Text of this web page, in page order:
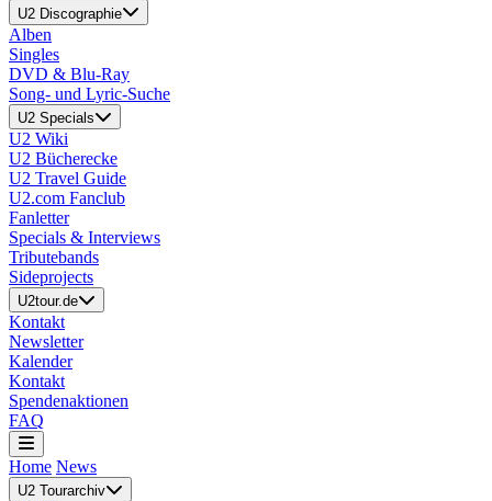
U2 Discographie
Alben
Singles
DVD & Blu-Ray
Song- und Lyric-Suche
U2 Specials
U2 Wiki
U2 Bücherecke
U2 Travel Guide
U2.com Fanclub
Fanletter
Specials & Interviews
Tributebands
Sideprojects
U2tour.de
Kontakt
Newsletter
Kalender
Kontakt
Spendenaktionen
FAQ
Home News
U2 Tourarchiv